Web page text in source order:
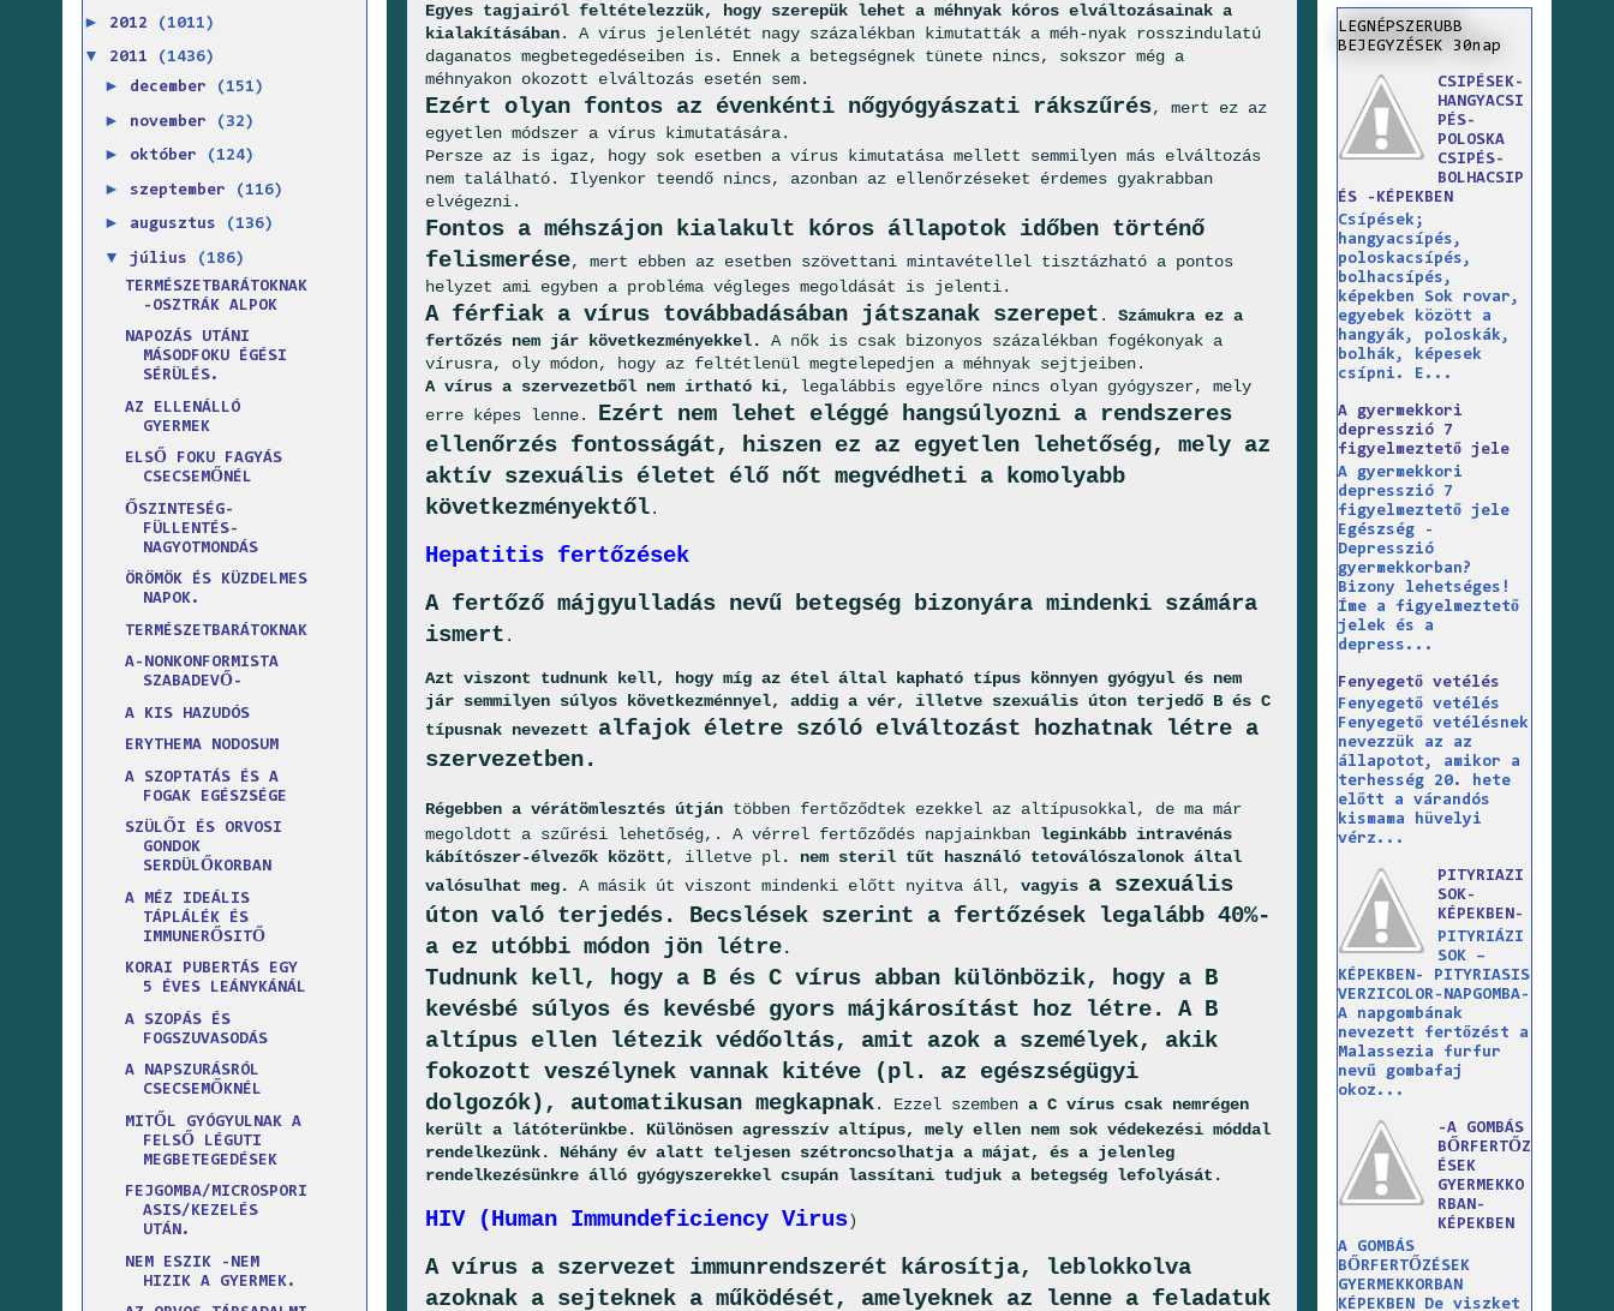
Egyes tagjairól feltételezzük, hogy szerepük lehet a méhnyak kóros elváltozásainak a
kialakításában. A vírus jelenlétét nagy százalékban kimutatták a méh-nyak rosszindulatú
daganatos megbetegedéseiben is. Ennek a betegségnek tünete nincs, sokszor még a
méhnyakon okozott elváltozás esetén sem.
Ezért olyan fontos az évenkénti nőgyógyászati rákszűrés, mert ez az
egyetlen módszer a vírus kimutatására.
Persze az is igaz, hogy sok esetben a vírus kimutatása mellett semmilyen más elváltozás
nem található. Ilyenkor teendő nincs, azonban az ellenőrzéseket érdemes gyakrabban
elvégezni.
Fontos a méhszájon kialakult kóros állapotok időben történő
felismerése, mert ebben az esetben szövettani mintavétellel tisztázható a pontos
helyzet ami egyben a probléma végleges megoldását is jelenti.
A férfiak a vírus továbbadásában játszanak szerepet . Számukra ez a
fertőzés nem jár következményekkel. A nők is csak bizonyos százalékban fogékonyak a
vírusra, oly módon, hogy az feltétlenül megtelepedjen a méhnyak sejtjeiben.
A vírus a szervezetből nem irtható ki,
legalábbis egyelőre nincs olyan gyógyszer, mely
erre képes lenne. Ezért nem lehet eléggé hangsúlyozni a rendszeres
ellenőrzés fontosságát, hiszen ez az egyetlen lehetőség, mely az
aktív szexuális életet élő nőt megvédheti a komolyabb
következményektől.
Hepatitis fertőzések
A fertőző májgyulladás nevű betegség bizonyára mindenki számára
ismert .
Azt viszont tudnunk kell, hogy míg az étel által kapható típus könnyen gyógyul és nem
jár semmilyen súlyos következménnyel, addig a vér, illetve szexuális úton terjedő B és C
típusnak nevezett alfajok életre szóló elváltozást hozhatnak létre a
szervezetben.
Régebben a vérátömlesztés útján többen fertőződtek ezekkel az altípusokkal, de ma már
megoldott a szűrési lehetőség,. A vérrel fertőződés napjainkban leginkább intravénás
kábítószer-élvezők között, illetve pl. nem steril tűt használó tetoválószalonok által
valósulhat meg.
A másik út viszont mindenki előtt nyitva áll, vagyis a szexuális
úton való terjedés. Becslések szerint a fertőzések legalább 40%-
a ez utóbbi módon jön létre.
Tudnunk kell, hogy a B és C vírus abban különbözik, hogy a B
kevésbé súlyos és kevésbé gyors májkárosítást hoz létre. A B
altípus ellen létezik védőoltás, amit azok a személyek, akik
fokozott veszélynek vannak kitéve (pl. az egészségügyi
dolgozók), automatikusan megkapnak. Ezzel szemben a C vírus csak nemrégen
került a látóterünkbe. Különösen agresszív altípus, mely ellen nem sok védekezési móddal
rendelkezünk. Néhány év alatt teljesen szétroncsolhatja a májat, és a jelenleg
rendelkezésünkre álló gyógyszerekkel csupán lassítani tudjuk a betegség lefolyását.
HIV (Human Immundeficiency Virus)
A vírus a szervezet immunrendszerét károsítja, leblokkolva
azoknak a sejteknek a működését, amelyeknek az lenne a feladatuk
► 2012 (1011)
▼ 2011 (1436)
► december (151)
► november (32)
► október (124)
► szeptember (116)
► augusztus (136)
▼ július
(186)
TERMÉSZETBARÁTOKNAK
-OSZTRÁK ALPOK
NAPOZÁS UTÁNI
MÁSODFOKU ÉGÉSI
SÉRÜLÉS.
AZ ELLENÁLLÓ
GYERMEK
ELSŐ FOKU FAGYÁS
CSECSEMŐNÉL
ŐSZINTESÉG-
FÜLLENTÉS-
NAGYOTMONDÁS
ÖRÖMÖK ÉS KÜZDELMES
NAPOK.
TERMÉSZETBARÁTOKNAK
A-NONKONFORMISTA
SZABADEVŐ-
A KIS HAZUDÓS
ERYTHEMA NODOSUM
A SZOPTATÁS ÉS A
FOGAK EGÉSZSÉGE
SZÜLŐI ÉS ORVOSI
GONDOK
SERDÜLŐKORBAN
A MÉZ IDEÁLIS
TÁPLÁLÉK ÉS
IMMUNERŐSITŐ
KORAI PUBERTÁS EGY
5 ÉVES LEÁNYKÁNÁL
A SZOPÁS ÉS
FOGSZUVASODÁS
A NAPSZURÁSRÓL
CSECSEMŐKNÉL
MITŐL GYÓGYULNAK A
FELSŐ LÉGUTI
MEGBETEGEDÉSEK
FEJGOMBA/MICROSPORI
ASIS/KEZELÉS
UTÁN.
NEM ESZIK -NEM
HIZIK A GYERMEK.
LEGNÉPSZERUBB
BEJEGYZÉSEK 30nap
CSIPÉSEK-
HANGYACSI
PÉS-
POLOSKA
CSIPÉS-
BOLHACSIP
ÉS -KÉPEKBEN
Csípések;
hangyacsípés,
poloskacsípés,
bolhacsípés,
képekben Sok rovar,
egyebek között a
hangyák, poloskák,
bolhák, képesek
csípni. E...
A gyermekkori
depresszió 7
figyelmeztető jele
A gyermekkori
depresszió 7
figyelmeztető jele
Egészség -
Depresszió
gyermekkorban?
Bizony lehetséges!
Íme a figyelmeztető
jelek és a
depress...
Fenyegető vetélés
Fenyegető vetélés
Fenyegető vetélésnek
nevezzük az az
állapotot, amikor a
terhesség 20. hete
előtt a várandós
kismama hüvelyi
vérz...
PITYRIAZI
SOK-
KÉPEKBEN-
PITYRIÁZI
SOK –
KÉPEKBEN- PITYRIASIS
VERZICOLOR-NAPGOMBA-
A napgombának
nevezett fertőzést a
Malassezia furfur
nevű gombafaj
okoz...
-A GOMBÁS
BŐRFERTŐZ
ÉSEK
GYERMEKKO
RBAN-
KÉPEKBEN
A GOMBÁS
BŐRFERTŐZÉSEK
GYERMEKKORBAN
KÉPEKBEN De viszket